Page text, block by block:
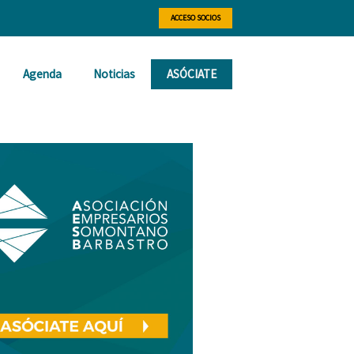
ACCESO SOCIOS
Agenda Noticias ASÓCIATE